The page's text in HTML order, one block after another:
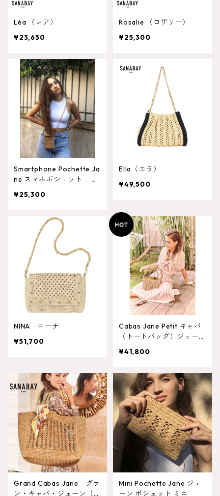
Léa （レア）
¥23,650
Rosalie （ロザリー）
¥25,300
Smartphone Pochette Ja
ne スマホポシェット ジ
¥25,300
Ella（エラ）
¥49,500
NINA ニーナ
¥51,700
Cabas Jane Petit キャバ
（トートバッグ）ジェー
¥41,800
Grand Cabas Jane グラ
ン・キャバ・ジェーン（ト
Mini Pochette Jane ジェ
ーン ポシェット ミニ